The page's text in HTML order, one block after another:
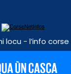
locu - l’info